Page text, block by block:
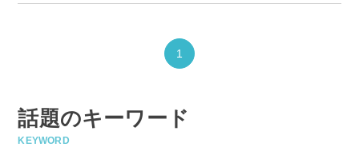
1
話題のキーワード
KEYWORD